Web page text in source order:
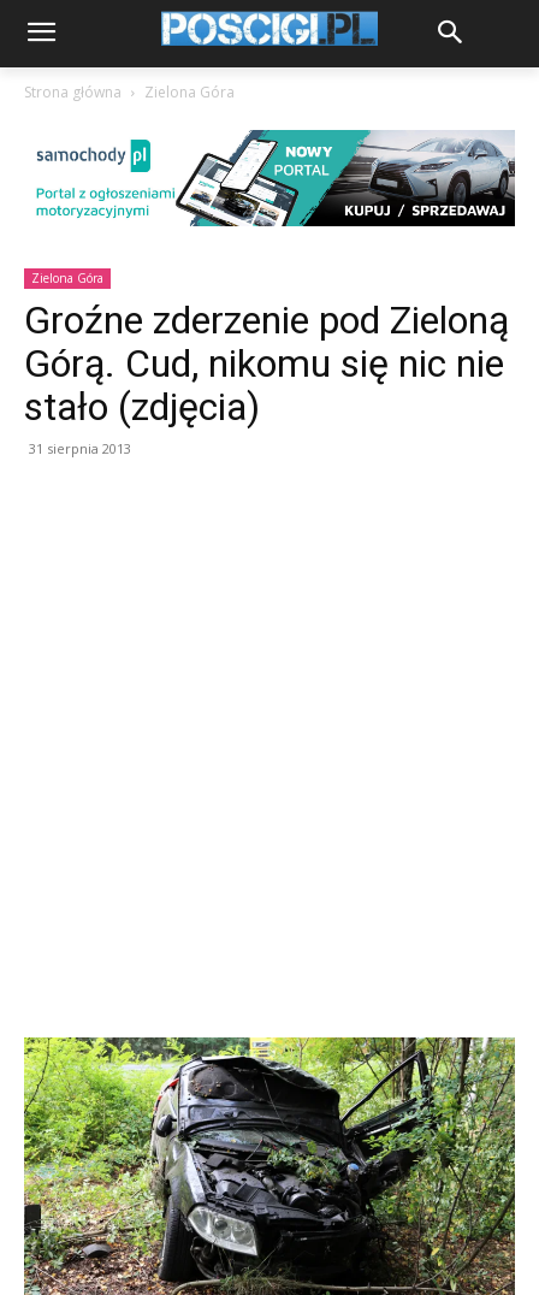
Strona główna Zielona Góra
Zielona Góra
Groźne zderzenie pod Zieloną
Górą. Cud, nikomu się nic nie
stało (zdjęcia)
31 sierpnia 2013